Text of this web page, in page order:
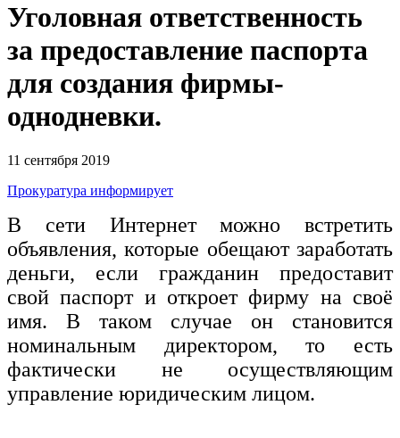
Уголовная ответственность
за предоставление паспорта
для создания фирмы-
однодневки.
11 сентября 2019
Прокуратура информирует
В сети Интернет можно встретить
объявления, которые обещают заработать
деньги, если гражданин предоставит
свой паспорт и откроет фирму на своё
имя. В таком случае он становится
номинальным директором, то есть
фактически не осуществляющим
управление юридическим лицом.